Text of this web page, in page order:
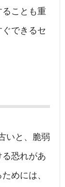
ことも重
できるセ
いと、脆弱
恐れがあ
めには、